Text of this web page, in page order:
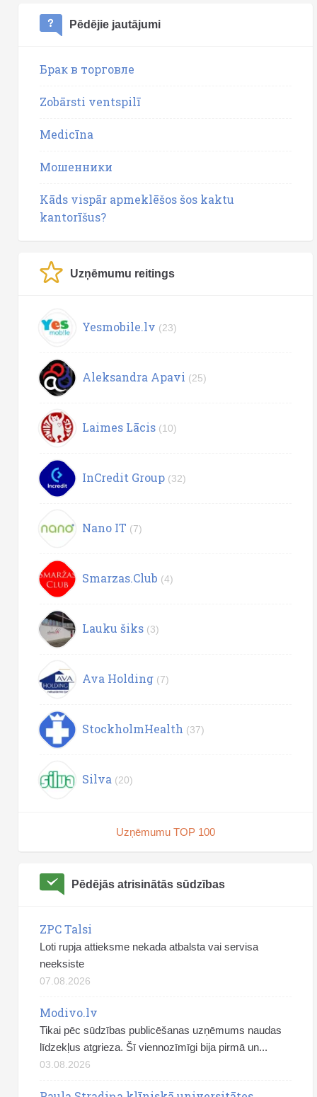
Pēdējie jautājumi
Брак в торговле
Zobārsti ventspilī
Medicīna
Мошенники
Kāds vispār apmeklēšos šos kaktu
kantorīšus?
Uzņēmumu reitings
Yesmobile.lv (23)
Aleksandra Apavi (25)
Laimes Lācis (10)
InCredit Group (32)
Nano IT (7)
Smarzas.Club (4)
Lauku šiks (3)
Ava Holding (7)
StockholmHealth (37)
Silva (20)
Uzņēmumu TOP 100
Pēdējās atrisinātās sūdzības
ZPC Talsi
Loti rupja attieksme nekada atbalsta vai servisa
neeksiste
07.08.2026
Modivo.lv
Tikai pēc sūdzības publicēšanas uzņēmums naudas
līdzekļus atgrieza. Šī viennozīmīgi bija pirmā un...
03.08.2026